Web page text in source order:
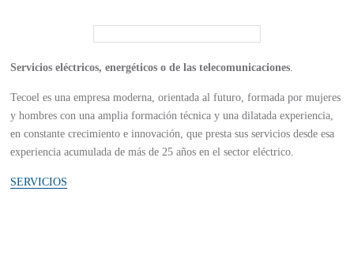
Servicios eléctricos, energéticos o de las telecomunicaciones.
Tecoel es una empresa moderna, orientada al futuro, formada por mujeres
y hombres con una amplia formación técnica y una dilatada experiencia,
en constante crecimiento e innovación, que presta sus servicios desde esa
experiencia acumulada de más de 25 años en el sector eléctrico.
SERVICIOS